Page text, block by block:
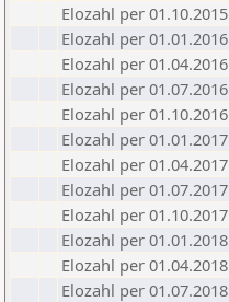
Elozahl per 01.10.2015
Elozahl per 01.01.2016
Elozahl per 01.04.2016
Elozahl per 01.07.2016
Elozahl per 01.10.2016
Elozahl per 01.01.2017
Elozahl per 01.04.2017
Elozahl per 01.07.2017
Elozahl per 01.10.2017
Elozahl per 01.01.2018
Elozahl per 01.04.2018
Elozahl per 01.07.2018